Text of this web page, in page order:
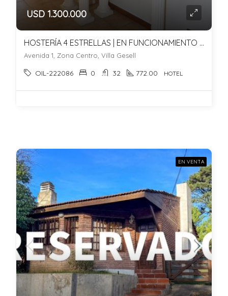
USD 1.300.000
HOSTERÍA 4 ESTRELLAS | EN FUNCIONAMIENTO | TURISMO Y RENTABILIDAD | VILLA GESELL
Avenida 1, Zona Centro, Villa Gesell
OIL-222086 0 32 772.00 HOTEL
EN VENTA